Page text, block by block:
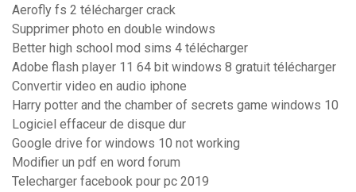
Aerofly fs 2 télécharger crack
Supprimer photo en double windows
Better high school mod sims 4 télécharger
Adobe flash player 11 64 bit windows 8 gratuit télécharger
Convertir video en audio iphone
Harry potter and the chamber of secrets game windows 10
Logiciel effaceur de disque dur
Google drive for windows 10 not working
Modifier un pdf en word forum
Telecharger facebook pour pc 2019